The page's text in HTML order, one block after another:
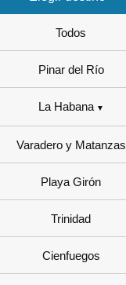
Todos
Pinar del Río
La Habana
Varadero y Matanzas
Playa Girón
Trinidad
Cienfuegos